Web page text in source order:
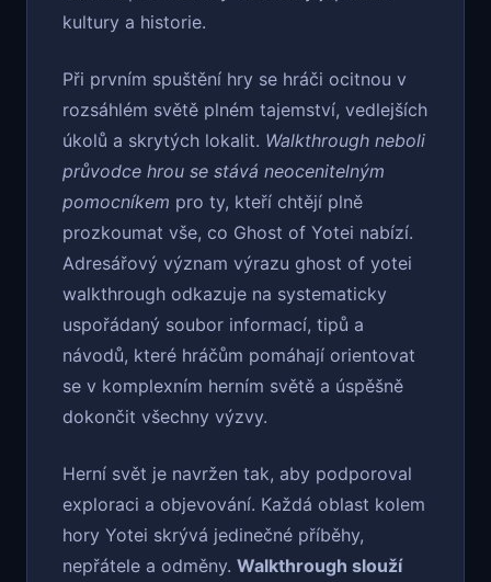
kultury a historie.
Při prvním spuštění hry se hráči ocitnou v
rozsáhlém světě plném tajemství, vedlejších
úkolů a skrytých lokalit. Walkthrough neboli
průvodce hrou se stává neocenitelným
pomocníkem pro ty, kteří chtějí plně
prozkoumat vše, co Ghost of Yotei nabízí.
Adresářový význam výrazu ghost of yotei
walkthrough odkazuje na systematicky
uspořádaný soubor informací, tipů a
návodů, které hráčům pomáhají orientovat
se v komplexním herním světě a úspěšně
dokončit všechny výzvy.
Herní svět je navržen tak, aby podporoval
exploraci a objevování. Každá oblast kolem
hory Yotei skrývá jedinečné příběhy,
nepřátele a odměny. Walkthrough slouží